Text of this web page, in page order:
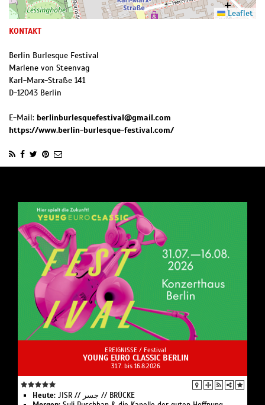
Leaflet
KONTAKT
Berlin Burlesque Festival
Marlene von Steenvag
Karl-Marx-Straße 141
D-12043 Berlin
E-Mail: berlinburlesquefestival@gmail.com
https://www.berlin-burlesque-festival.com/
EREIGNISSE / Festival
YOUNG EURO CLASSIC BERLIN
31.7. bis 16.8.2026
Heute:
JISR // جسر // BRÜCKE